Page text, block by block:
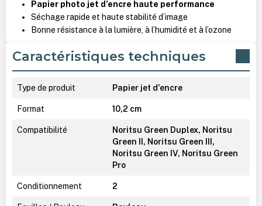
Papier photo jet d’encre haute performance
Séchage rapide et haute stabilité d’image
Bonne résistance à la lumière, à l’humidité et à l’ozone
Caractéristiques techniques
Type de produit Papier jet d'encre
Format 10,2 cm
Compatibilité
Noritsu Green Duplex, Noritsu
Green II, Noritsu Green III,
Noritsu Green IV, Noritsu Green
Pro
Conditionnement 2